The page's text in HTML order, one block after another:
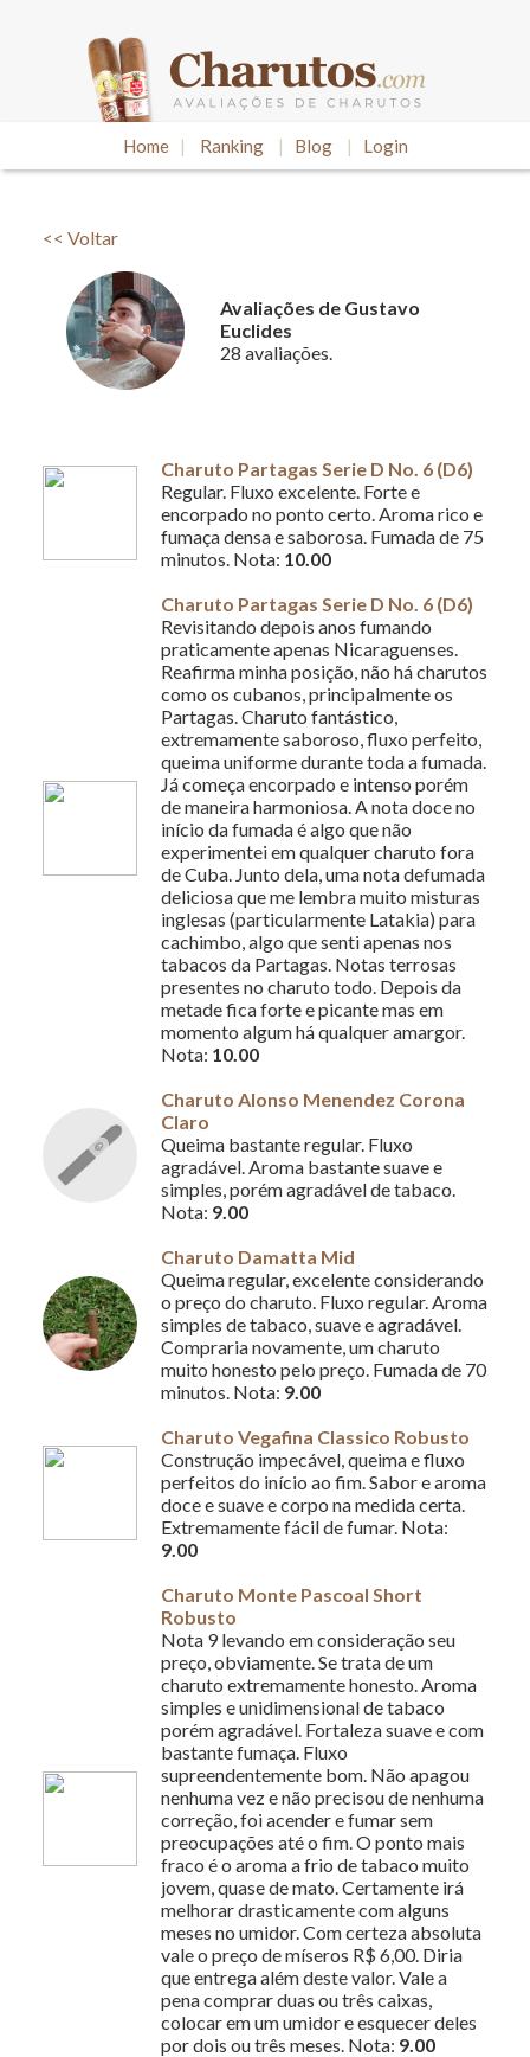
Home | Ranking | Blog | Login
<< Voltar
Avaliações de Gustavo
Euclides
28 avaliações.
Charuto Partagas Serie D No. 6 (D6)
Regular. Fluxo excelente. Forte e
encorpado no ponto certo. Aroma rico e
fumaça densa e saborosa. Fumada de 75
minutos. Nota: 10.00
Charuto Partagas Serie D No. 6 (D6)
Revisitando depois anos fumando
praticamente apenas Nicaraguenses.
Reafirma minha posição, não há charutos
como os cubanos, principalmente os
Partagas. Charuto fantástico,
extremamente saboroso, fluxo perfeito,
queima uniforme durante toda a fumada.
Já começa encorpado e intenso porém
de maneira harmoniosa. A nota doce no
início da fumada é algo que não
experimentei em qualquer charuto fora
de Cuba. Junto dela, uma nota defumada
deliciosa que me lembra muito misturas
inglesas (particularmente Latakia) para
cachimbo, algo que senti apenas nos
tabacos da Partagas. Notas terrosas
presentes no charuto todo. Depois da
metade fica forte e picante mas em
momento algum há qualquer amargor.
Nota: 10.00
Charuto Alonso Menendez Corona
Claro
Queima bastante regular. Fluxo
agradável. Aroma bastante suave e
simples, porém agradável de tabaco.
Nota: 9.00
Charuto Damatta Mid
Queima regular, excelente considerando
o preço do charuto. Fluxo regular. Aroma
simples de tabaco, suave e agradável.
Compraria novamente, um charuto
muito honesto pelo preço. Fumada de 70
minutos. Nota: 9.00
Charuto Vegafina Classico Robusto
Construção impecável, queima e fluxo
perfeitos do início ao fim. Sabor e aroma
doce e suave e corpo na medida certa.
Extremamente fácil de fumar. Nota:
9.00
Charuto Monte Pascoal Short
Robusto
Nota 9 levando em consideração seu
preço, obviamente. Se trata de um
charuto extremamente honesto. Aroma
simples e unidimensional de tabaco
porém agradável. Fortaleza suave e com
bastante fumaça. Fluxo
supreendentemente bom. Não apagou
nenhuma vez e não precisou de nenhuma
correção, foi acender e fumar sem
preocupações até o fim. O ponto mais
fraco é o aroma a frio de tabaco muito
jovem, quase de mato. Certamente irá
melhorar drasticamente com alguns
meses no umidor. Com certeza absoluta
vale o preço de míseros R$ 6,00. Diria
que entrega além deste valor. Vale a
pena comprar duas ou três caixas,
colocar em um umidor e esquecer deles
por dois ou três meses. Nota: 9.00